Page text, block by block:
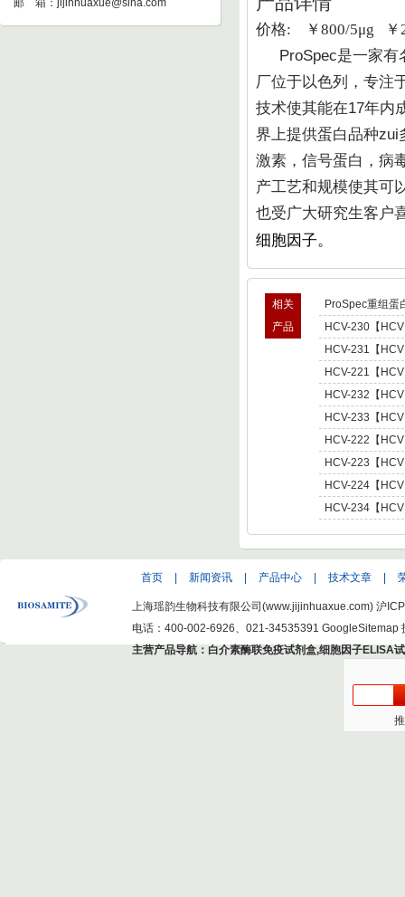
邮 箱： jijinhuaxue@sina.com
价格: ￥800/5μg ￥
ProSpec是一家有
厂位于以色列，专注
技术使其能在17年内
界上提供蛋白品种zui
激素，信号蛋白，病
产工艺和规模使其可
也受广大研究生客户
细胞因子。
相关
产品
ProSpec重组蛋
HCV-230【
型肝炎病毒
Hepatitis C
HCV-231【
型肝炎病毒
Hepatitis C
HCV-221【
肝炎病毒NS5,
C Virus NS5
HCV-232【
型肝炎病毒
Hepatitis C
HCV-233【
型肝炎病毒
Hepatitis C
HCV-222【
肝炎病毒NS5,
C Virus NS5
HCV-223【
肝炎病毒NS5,
C Virus NS5
HCV-224【
肝炎病毒NS5,
HCV-234【
Hepatitis C Virus
首页 新闻资讯 产品中心 技术文章
上海瑶韵生物科技有限公司(www.jijinhuaxue.com) 沪
电话：400-002-6926、021-34535391 GoogleSitemap
主营产品导航： 白介素酶联免疫试剂盒,细胞因子ELISA